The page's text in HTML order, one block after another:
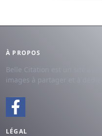
À PROPOS
Belle Citation est un site
images à partager et à dédier.
LÉGAL